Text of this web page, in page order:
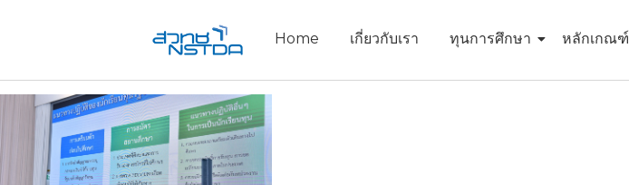
Home เกี่ยวกับเรา ทุนการศึกษา หลักเกณฑ์